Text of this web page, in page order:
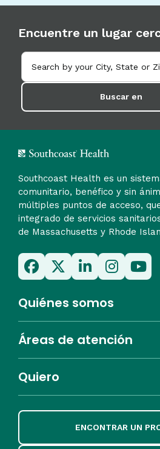
Encuentre un lugar
Buscar en
Southcoast Health es un
comunitario, benéfico y sin
múltiples puntos de acceso,
integrado de servicios
de Massachusetts y Rhode
Quiénes somos
Áreas de atención
Quiero
ENCONTRAR UN